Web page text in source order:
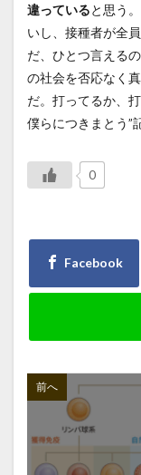
違っていると思う
いし、接種者が全
だ、ひとつ言える
の社会を否応なく
だ。打ってるか、
僕らにつきまとう”
0
前へ